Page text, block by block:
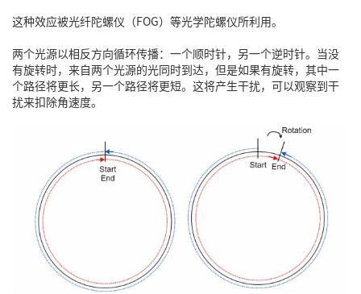
这种效应被光纤陀螺仪（FOG）等光学陀螺仪所利用。
两个光源以相反方向循环传播：一个顺时针，另一个逆时针。当没
有旋转时，来自两个光源的光同时到达，但是如果有旋转，其中一
个路径将更长，另一个路径将更短。这将产生干扰，可以观察到干
扰来扣除角速度。